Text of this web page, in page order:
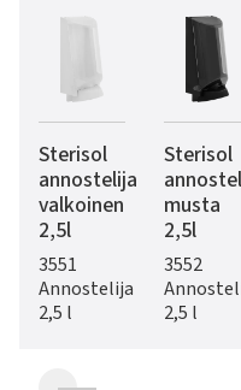
Sterisol
annostelija
valkoinen
2,5l
3551
Annostelija
2,5 l
Sterisol
musta
2,5l
3552
2,5 l